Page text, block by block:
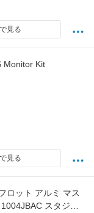
見る
Monitor Kit
見る
ロット アルミ マス
スタジオ